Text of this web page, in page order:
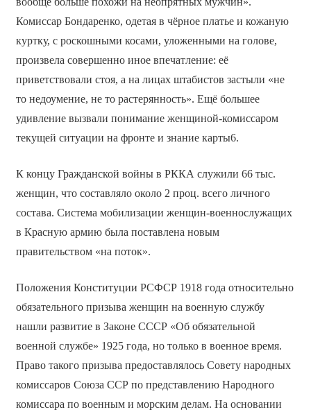
Комиссар Бондаренко, одетая в чёрное платье и кожаную
куртку, с роскошными косами, уложенными на голове,
произвела совершенно иное впечатление: её
приветствовали стоя, а на лицах штабистов застыли «не
то недоумение, не то растерянность». Ещё большее
удивление вызвали понимание женщиной-комиссаром
текущей ситуации на фронте и знание карты6.
К концу Гражданской войны в РККА служили 66 тыс.
женщин, что составляло около 2 проц. всего личного
состава. Система мобилизации женщин-военнослужащих
в Красную армию была поставлена новым
правительством «на поток».
Положения Конституции РСФСР 1918 года относительно
обязательного призыва женщин на военную службу
нашли развитие в Законе СССР «Об обязательной
военной службе» 1925 года, но только в военное время.
Право такого призыва предоставлялось Совету народных
комиссаров Союза ССР по представлению Народного
комиссара по военным и морским делам. На основании